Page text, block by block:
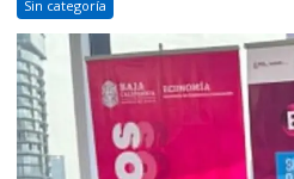
Sin categoría